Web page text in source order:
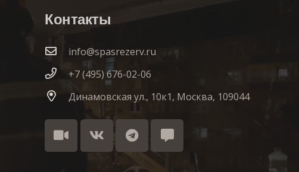
Контакты
info@spasrezerv.ru
+7 (495) 676-02-06
Динамовская ул., 10к1, Москва, 109044